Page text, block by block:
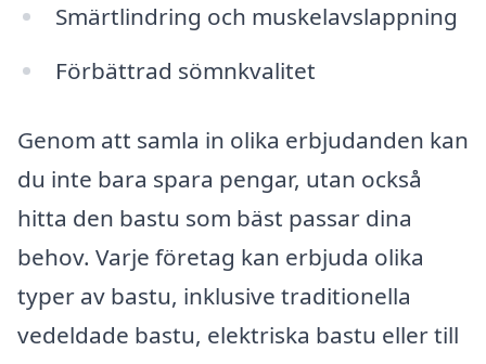
Smärtlindring och muskelavslappning
Förbättrad sömnkvalitet
Genom att samla in olika erbjudanden kan
du inte bara spara pengar, utan också
hitta den bastu som bäst passar dina
behov. Varje företag kan erbjuda olika
typer av bastu, inklusive traditionella
vedeldade bastu, elektriska bastu eller till